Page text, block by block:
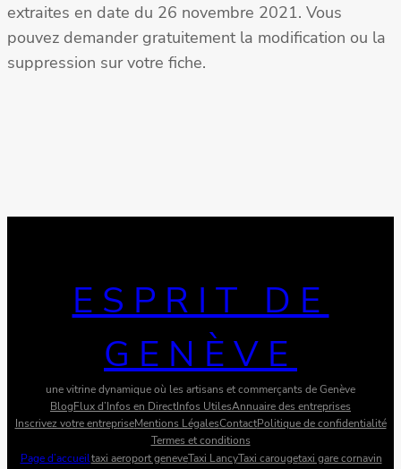
extraites en date du 26 novembre 2021. Vous
pouvez demander gratuitement la modification ou la
suppression sur votre fiche.
ESPRIT DE
GENÈVE
une vitrine dynamique où les artisans et commerçants de Genève
BlogFlux d’Infos en DirectInfos UtilesAnnuaire des entreprises
Inscrivez votre entrepriseMentions LégalesContactPolitique de confidentialité
Termes et conditions
Page d’accueiltaxi aeroport geneveTaxi LancyTaxi carougetaxi gare cornavin